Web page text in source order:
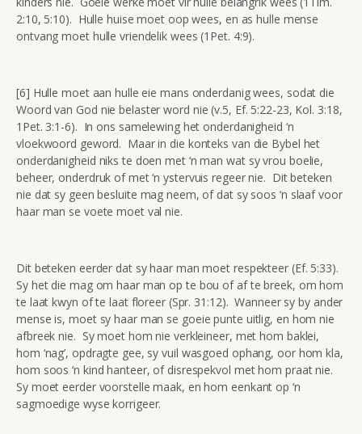
2:10, 5:10). Hulle huise moet oop wees, en as hulle mense
ontvang moet hulle vriendelik wees (1Pet. 4:9).
[6] Hulle moet aan hulle eie mans onderdanig wees, sodat die
Woord van God nie belaster word nie (v.5, Ef. 5:22-23, Kol. 3:18,
1Pet. 3:1-6). In ons samelewing het onderdanigheid ‘n
vloekwoord geword. Maar in die konteks van die Bybel het
onderdanigheid niks te doen met ‘n man wat sy vrou boelie,
beheer, onderdruk of met ‘n ystervuis regeer nie. Dit beteken
nie dat sy geen besluite mag neem, of dat sy soos ‘n slaaf voor
haar man se voete moet val nie.
Dit beteken eerder dat sy haar man moet respekteer (Ef. 5:33).
Sy het die mag om haar man op te bou of af te breek, om hom
te laat kwyn of te laat floreer (Spr. 31:12). Wanneer sy by ander
mense is, moet sy haar man se goeie punte uitlig, en hom nie
afbreek nie. Sy moet hom nie verkleineer, met hom baklei,
hom ‘nag’, opdragte gee, sy vuil wasgoed ophang, oor hom kla,
hom soos ‘n kind hanteer, of disrespekvol met hom praat nie.
Sy moet eerder voorstelle maak, en hom eenkant op ‘n
sagmoedige wyse korrigeer.